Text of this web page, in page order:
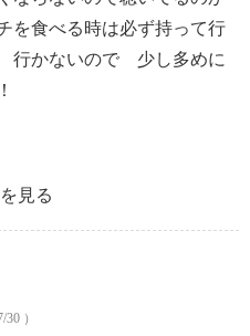
を食べる時は必ず持って行
行かないので 少し多めに
見る
）